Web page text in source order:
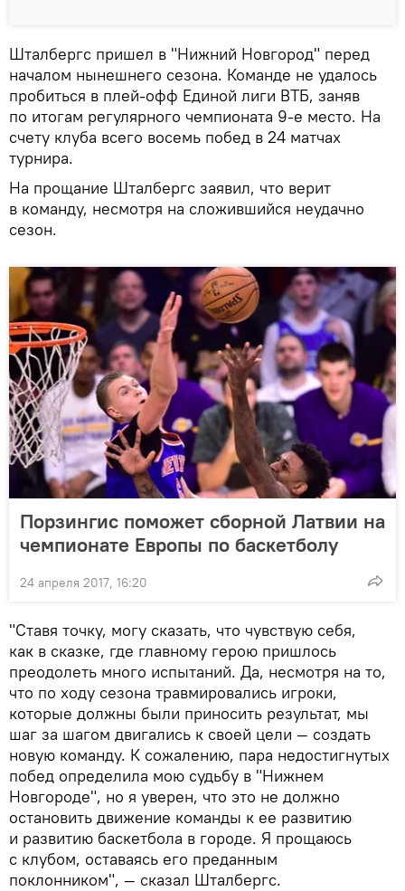
Шталбергс пришел в "Нижний Новгород" перед
началом нынешнего сезона. Команде не удалось
пробиться в плей-офф Единой лиги ВТБ, заняв
по итогам регулярного чемпионата 9-е место. На
счету клуба всего восемь побед в 24 матчах
турнира.
На прощание Шталбергс заявил, что верит
в команду, несмотря на сложившийся неудачно
сезон.
Порзингис поможет сборной Латвии на
чемпионате Европы по баскетболу
24 апреля 2017, 16:20
"Ставя точку, могу сказать, что чувствую себя,
как в сказке, где главному герою пришлось
преодолеть много испытаний. Да, несмотря на то,
что по ходу сезона травмировались игроки,
которые должны были приносить результат, мы
шаг за шагом двигались к своей цели — создать
новую команду. К сожалению, пара недостигнутых
побед определила мою судьбу в "Нижнем
Новгороде", но я уверен, что это не должно
остановить движение команды к ее развитию
и развитию баскетбола в городе. Я прощаюсь
с клубом, оставаясь его преданным
поклонником", — сказал Шталбергс.